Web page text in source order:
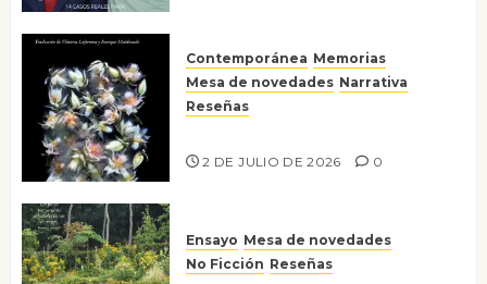
Contemporánea Memorias
Mesa de novedades Narrativa
Reseñas
2 DE JULIO DE 2026 0
Ensayo Mesa de novedades
No Ficción Reseñas